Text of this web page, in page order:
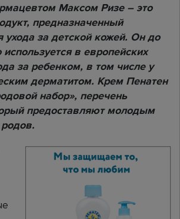
Максом Ризе – это
предназначенный
ухода за детской кожей. Он до
в европейских
за ребенком, в том числе у
дерматитом. Крем Пенатен
набор», перечень
предоставляют молодым